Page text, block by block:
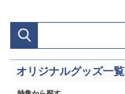
オリジナルグッズ一覧